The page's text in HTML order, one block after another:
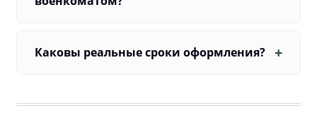
Каковы реальные сроки оформления?